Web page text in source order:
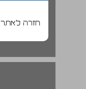
חזרה לאתר
הקדמה ... 22